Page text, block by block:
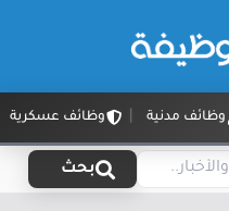
وظائف مدنية وظائف عسكرية
بحث